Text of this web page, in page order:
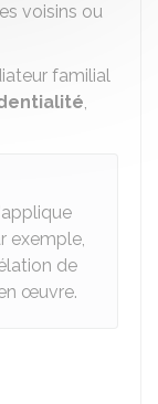
voisins ou
familial
,
exemple,
de
œuvre.